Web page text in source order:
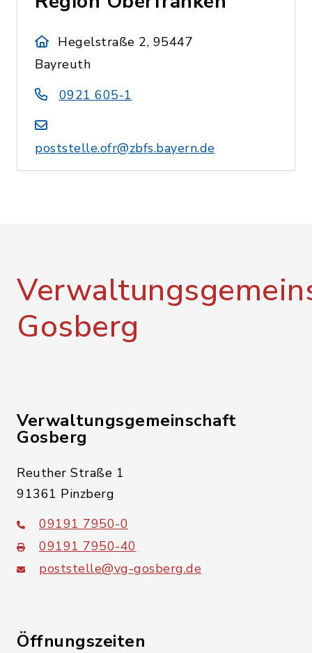
Hegelstraße 2, 95447
Bayreuth
0921 605-1
poststelle.ofr@zbfs.bayern.de
Gosberg
Verwaltungsgemeinschaft
Gosberg
Reuther Straße 1
91361 Pinzberg
09191 7950-0
09191 7950-40
poststelle@vg-gosberg.de
Öffnungszeiten